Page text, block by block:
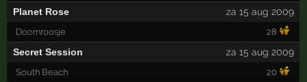
Planet Rose za 15 aug 2009
Doornroosje 28
Secret Session za 15 aug 2009
South Beach 20